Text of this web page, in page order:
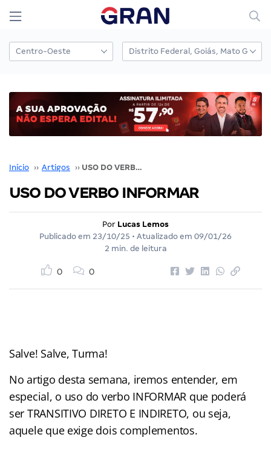
Início ›› Artigos ›› USO DO VERBO INFORMAR
USO DO VERBO INFORMAR
Por Lucas Lemos
Publicado em 23/10/25 • Atualizado em 09/01/26
2 min. de leitura
0 0
Salve! Salve, Turma!
No artigo desta semana, iremos entender, em
especial, o uso do verbo INFORMAR que poderá
ser TRANSITIVO DIRETO E INDIRETO, ou seja,
aquele que exige dois complementos.